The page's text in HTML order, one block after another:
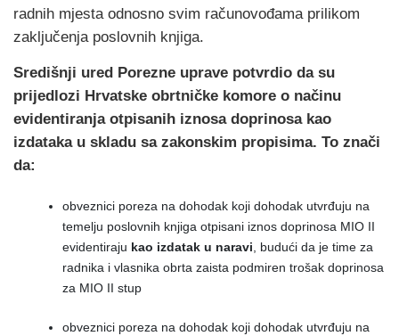
radnih mjesta odnosno svim računovođama prilikom
zaključenja poslovnih knjiga.
Središnji ured Porezne uprave potvrdio da su
prijedlozi Hrvatske obrtničke komore o načinu
evidentiranja otpisanih iznosa doprinosa kao
izdataka u skladu sa zakonskim propisima. To znači
da:
obveznici poreza na dohodak koji dohodak utvrđuju na
temelju poslovnih knjiga otpisani iznos doprinosa MIO II
evidentiraju kao izdatak u naravi , budući da je time za
radnika i vlasnika obrta zaista podmiren trošak doprinosa
za MIO II stup
obveznici poreza na dohodak koji dohodak utvrđuju na